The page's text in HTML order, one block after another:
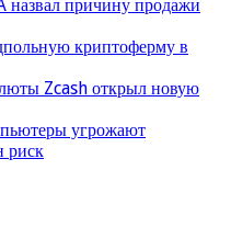
назвал причину продажи
криптоферму в
Zcash открыл новую
угрожают
риск